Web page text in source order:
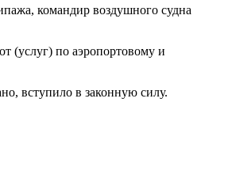
командир воздушного судна
(услуг) по аэропортовому и
вступило в законную силу.